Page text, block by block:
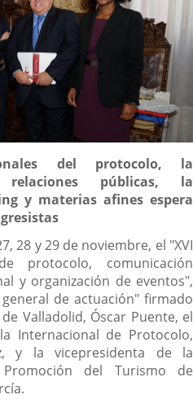
del protocolo, la
relaciones públicas, la
y materias afines espera
28 y 29 de noviembre, el "XVI
protocolo, comunicación
y organización de eventos",
de actuación" firmado
Valladolid, Óscar Puente, el
Internacional de Protocolo,
y la vicepresidenta de la
del Turismo de